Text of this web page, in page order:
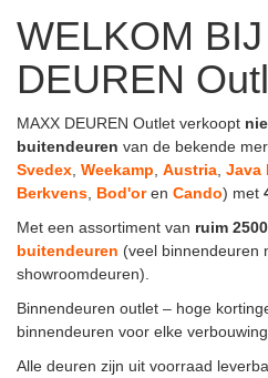
WELKOM BIJ
DEUREN
MAXX DEUREN Outlet verkoopt
buitendeuren van de bekende
Svedex Weekamp Austria Java
Berkvens Bod'oren Cando) met
Met een assortiment van ruim
buitendeuren (veel binnendeuren
showroomdeuren).
Binnendeuren outlet – hoge
binnendeuren voor elke
Alle deuren zijn uit voorraad